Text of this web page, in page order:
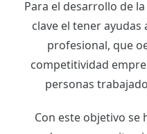
Para el desarrollo de
clave el tener ayudas
profesional, que
competitividad
personas
Con este objetivo se